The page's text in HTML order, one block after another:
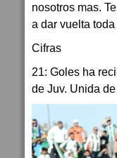
nosotros mas.
a dar vuelta
Cifras
21: Goles ha
de Juv. Unida